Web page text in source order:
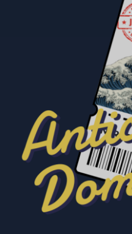
SELECCIONAR